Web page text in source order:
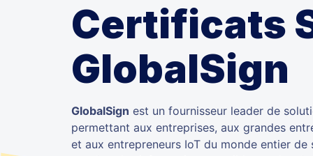
Certificats
GlobalSign
GlobalSign est un fournisseur leader de
permettant aux entreprises, aux grandes
et aux entrepreneurs IoT du monde entier